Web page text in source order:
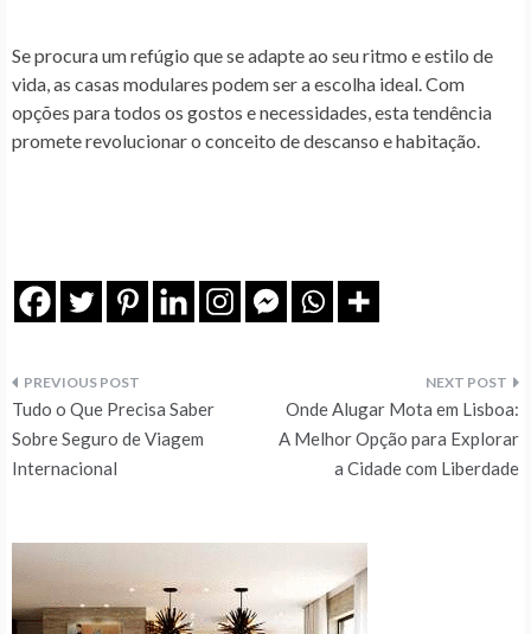
Se procura um refúgio que se adapte ao seu ritmo e estilo de
vida, as casas modulares podem ser a escolha ideal. Com
opções para todos os gostos e necessidades, esta tendência
promete revolucionar o conceito de descanso e habitação.
Navegação
de
Tudo o Que Precisa Saber
Sobre Seguro de Viagem
Internacional
Onde Alugar Mota em Lisboa:
A Melhor Opção para Explorar
a Cidade com Liberdade